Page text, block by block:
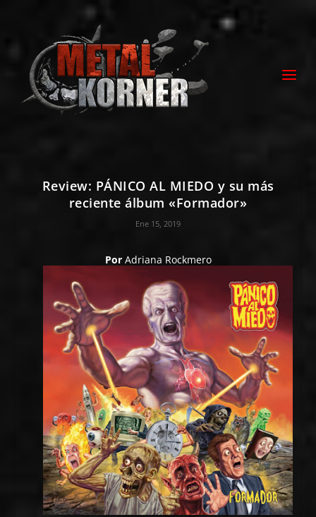
Review: PÁNICO AL MIEDO y su más
reciente álbum «Formador»
Ene 15, 2019
Por Adriana Rockmero